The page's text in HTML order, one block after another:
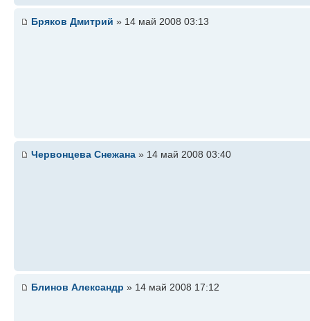
Бряков Дмитрий » 14 май 2008 03:13
Червонцева Снежана » 14 май 2008 03:40
Блинов Александр » 14 май 2008 17:12